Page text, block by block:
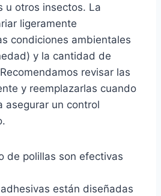
u otros insectos. La
ligeramente
condiciones ambientales
y la cantidad de
revisar las
y reemplazarlas cuando
asegurar un control
de polillas son efectivas
están diseñadas